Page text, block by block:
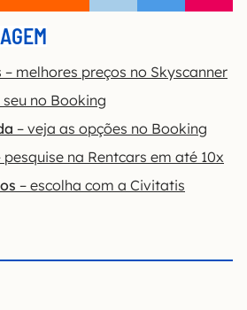
– melhores preços no Skyscanner
no Booking
– veja as opções no Booking
pesquise na Rentcars em até 10x
– escolha com a Civitatis